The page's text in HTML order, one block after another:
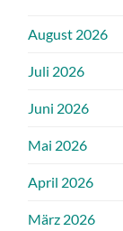
August 2026
Juli 2026
Juni 2026
Mai 2026
April 2026
März 2026